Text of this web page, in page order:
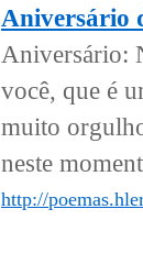
Aniversário
Aniversário:
você, que é
muito
neste
http://